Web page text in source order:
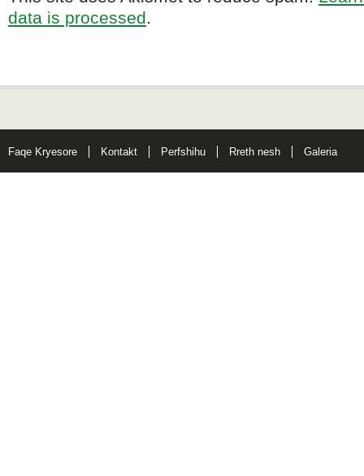
data is processed.
Faqe Kryesore Kontakt Perfshihu Rreth nesh Galeria